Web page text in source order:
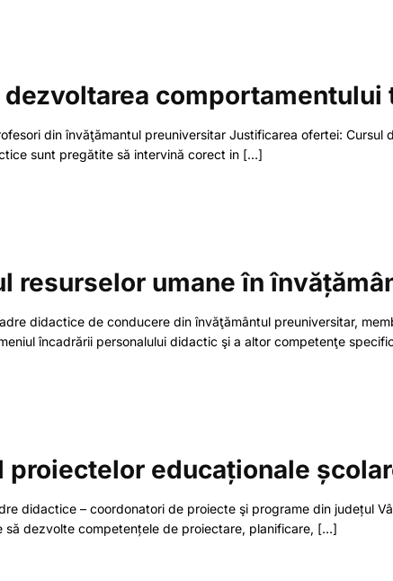
dezvoltarea
din învăţămantul preuniversitar Justificarea ofertei:
sunt pregătite să intervină corect in […]
resurselor umane în
didactice de conducere din învăţământul preuniversitar,
încadrării personalului didactic şi a altor competenţe
proiectelor educaționale
didactice – coordonatori de proiecte şi programe din județul
dezvolte competențele de proiectare, planificare, […]